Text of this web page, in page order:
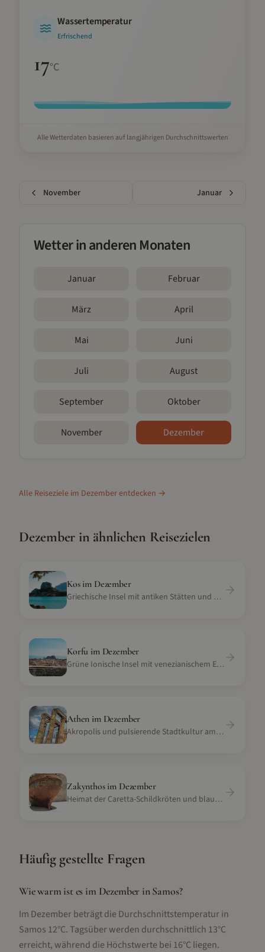
Wassertemperatur
Erfrischend
17°C
Alle Wetterdaten basieren auf langjährigen Durchschnittswerten
November Januar
Wetter in anderen Monaten
Januar Februar
März April
Mai Juni
Juli August
September Oktober
November Dezember
Alle Reiseziele im Dezemberentdecken →
Dezember in ähnlichen Reisezielen
Kosim Dezember
Griechische Insel mit antiken Stätten und weißen Sandstränden
Korfu im Dezember
Grüne Ionische Insel mit venezianischem Erbe
Athen im Dezember
Akropolis und pulsierende Stadtkultur am Mittelmeer
Zakynthosim Dezember
Heimat der Caretta-Schildkröten und blaue Höhlen
Häufig gestellte Fragen
Wie warm ist es im Dezember in Samos?
Im Dezember beträgt die Durchschnittstemperatur in
Samos 12°C. Tagsüber werden durchschnittlich 13°C
erreicht, während die Höchstwerte bei 16°C liegen.